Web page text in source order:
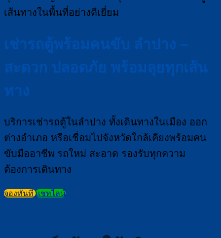
เส้นทางในพื้นที่อย่างดีเยี่ยม
เช่ารถตู้พร้อมคนขับ ลำปาง –
สะดวก ปลอดภัย พร้อมลุยทุกเส้น
ทาง
บริการเช่ารถตู้ในลำปาง ทั้งเดินทางในเมือง ออก
ต่างอำเภอ หรือเชื่อมไปจังหวัดใกล้เคียงพร้อมคน
ขับมืออาชีพ รถใหม่ สะอาด รองรับทุกความ
ต้องการเดินทาง
จองทันที แชทไลน์